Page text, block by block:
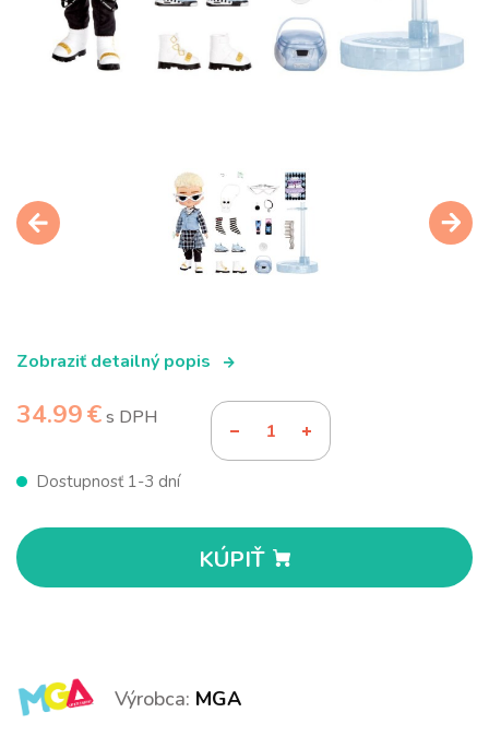
Zobraziť detailný popis
34.99 €s DPH
Dostupnosť 1-3 dní
KÚPIŤ
Výrobca: MGA